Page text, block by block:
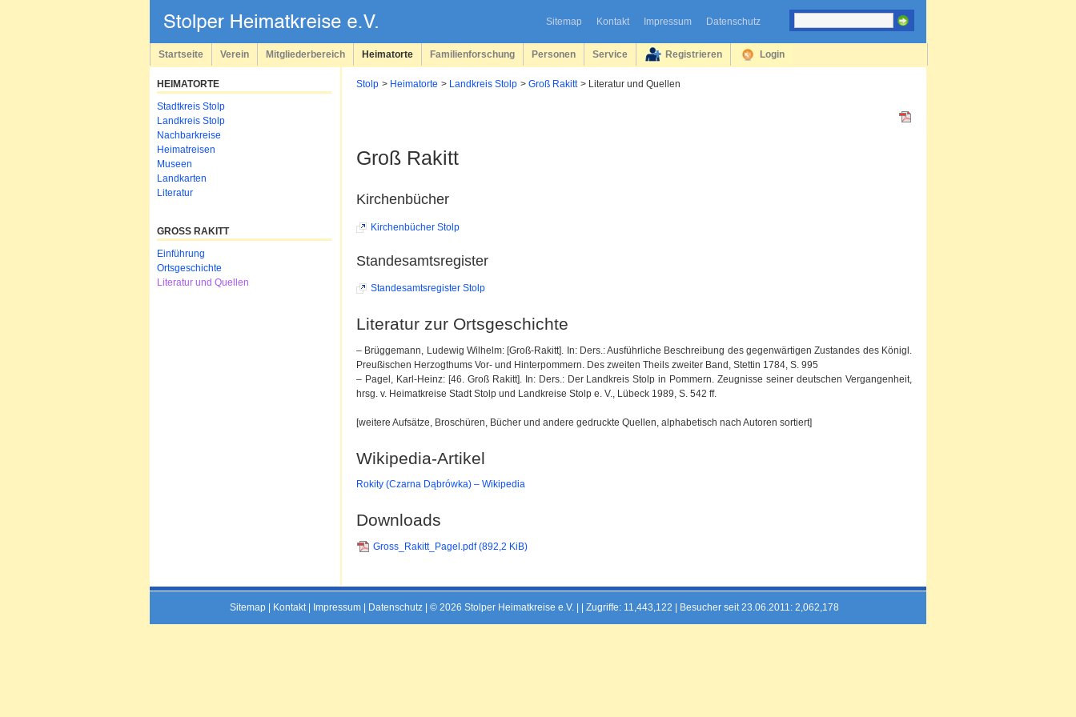
Sitemap Kontakt Impressum Datenschutz
überspringen
Startseite Verein Mitgliederbereich Heimatorte Familienforschung Personen Service Registrieren Login
Stolp Heimatorte Landkreis Stolp Groß Rakitt Literatur und Quellen
Groß Rakitt
Kirchenbücher
Kirchenbücher Stolp
Standesamtsregister
Standesamtsregister Stolp
Literatur zur Ortsgeschichte
– Brüggemann, Ludewig Wilhelm: [Groß-Rakitt]. In: Ders.: Ausführliche Beschreibung des gegenwärtigen Zustandes des Königl.
Preußischen Herzogthums Vor- und Hinterpommern. Des zweiten Theils zweiter Band, Stettin 1784, S. 995
– Pagel, Karl-Heinz: [46. Groß Rakitt]. In: Ders.: Der Landkreis Stolp in Pommern. Zeugnisse seiner deutschen Vergangenheit,
hrsg. v. Heimatkreise Stadt Stolp und Landkreise Stolp e. V., Lübeck 1989, S. 542 ff.
[weitere Aufsätze, Broschüren, Bücher und andere gedruckte Quellen, alphabetisch nach Autoren sortiert]
Wikipedia-Artikel
Rokity (Czarna Dąbrówka) – Wikipedia
Downloads
Gross_Rakitt_Pagel.pdf(892,2 KiB)
HEIMATORTE
Navigation
überspringen
Stadtkreis Stolp
Landkreis Stolp
Nachbarkreise
Heimatreisen
Museen
Landkarten
Literatur
GROSS RAKITT
Navigation
überspringen
Einführung
Ortsgeschichte
Literatur und Quellen
Sitemap | Kontakt | Impressum | Datenschutz | © 2026 Stolper Heimatkreise e.V. | | Zugriffe: 11,443,122 | Besucher seit 23.06.2011: 2,062,178